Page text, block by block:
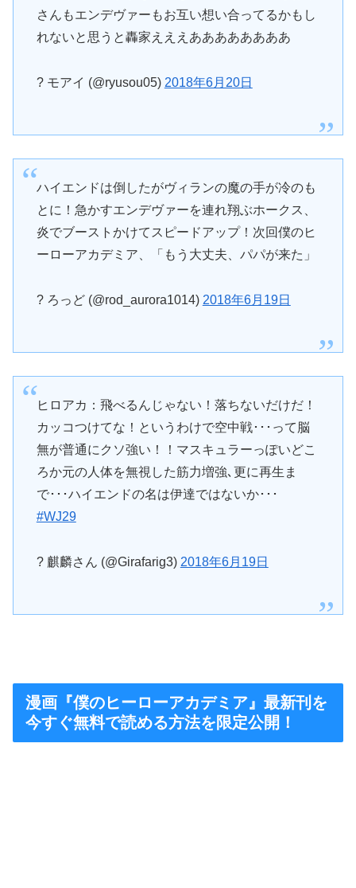
さんもエンデヴァーもお互い想い合ってるかもし
れないと思うと轟家えええああああああああ
? モアイ (@ryusou05) 2018年6月20日
ハイエンドは倒したがヴィランの魔の手が冷のも
とに！急かすエンデヴァーを連れ翔ぶホークス、
炎でブーストかけてスピードアップ！次回僕のヒ
ーローアカデミア、「もう大丈夫、パパが来た」
? ろっど (@rod_aurora1014) 2018年6月19日
ヒロアカ：飛べるんじゃない！落ちないだけだ！
カッコつけてな！というわけで空中戦･･･って脳
無が普通にクソ強い！！マスキュラーっぽいどこ
ろか元の人体を無視した筋力増強､更に再生ま
で･･･ハイエンドの名は伊達ではないか･･･
#WJ29
? 麒麟さん (@Girafarig3) 2018年6月19日
漫画『僕のヒーローアカデミア』最新刊を
今すぐ無料で読める方法を限定公開！